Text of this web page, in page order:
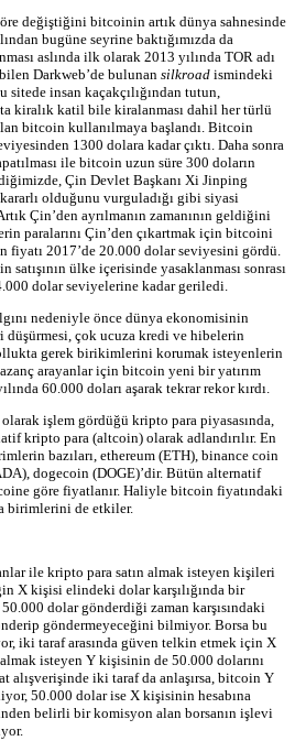
değiştiğini bitcoinin artık dünya sahnesinde
bugüne seyrine baktığımızda da
aslında ilk olarak 2013 yılında TOR adı
Darkweb’de bulunan silkroad ismindeki
insan kaçakçılığından tutun,
kiralık katil bile kiralanması dahil her türlü
bitcoin kullanılmaya başlandı. Bitcoin
1300 dolara kadar çıktı. Daha sonra
ile bitcoin uzun süre 300 doların
Çin Devlet Başkanı Xi Jinping
olduğunu vurguladığı gibi siyasi
Çin’den ayrılmanın zamanının geldiğini
paralarını Çin’den çıkartmak için bitcoini
fiyatı 2017’de 20.000 dolar seviyesini gördü.
satışının ülke içerisinde yasaklanması sonrası
dolar seviyelerine kadar geriledi.
nedeniyle önce dünya ekonomisinin
çok ucuza kredi ve hibelerin
gerek birikimlerini korumak isteyenlerin
arayanlar için bitcoin yeni bir yatırım
60.000 doları aşarak tekrar rekor kırdı.
işlem gördüğü kripto para piyasasında,
kripto para (altcoin) olarak adlandırılır. En
bazıları, ethereum (ETH), binance coin
dogecoin (DOGE)’dir. Bütün alternatif
göre fiyatlanır. Haliyle bitcoin fiyatındaki
birimlerini de etkiler.
ile kripto para satın almak isteyen kişileri
X kişisi elindeki dolar karşılığında bir
dolar gönderdiği zaman karşısındaki
göndermeyeceğini bilmiyor. Borsa bu
iki taraf arasında güven telkin etmek için X
isteyen Y kişisinin de 50.000 dolarını
alışverişinde iki taraf da anlaşırsa, bitcoin Y
50.000 dolar ise X kişisinin hesabına
belirli bir komisyon alan borsanın işlevi